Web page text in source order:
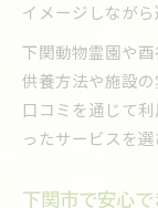
訪問型
動物の
家族と
イメージしながら
下関動物霊園や酉
供養方法や施設の
口コミを通じて
ったサービスを選
下関市で安心